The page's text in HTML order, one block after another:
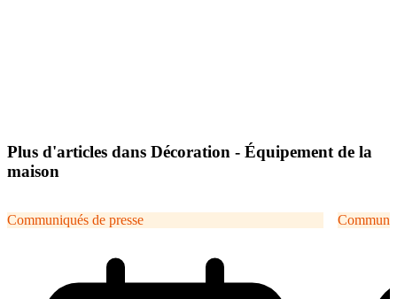
Plus d'articles dans Décoration - Équipement de la
maison
Communiqués de presse